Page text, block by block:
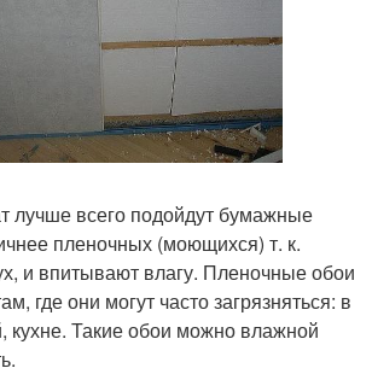
лучше всего подойдут бумажные
пленочных (моющихся) т. к.
и впитывают влагу. Пленочные обои
где они могут часто загрязняться: в
кухне. Такие обои можно влажной